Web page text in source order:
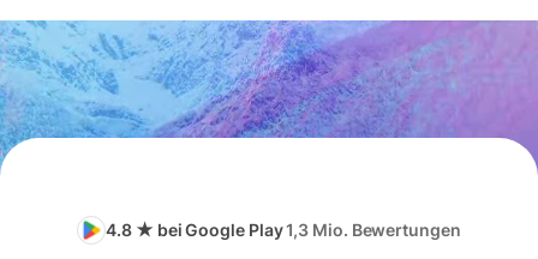
4.8 ★ bei Google Play1,3 Mio. Bewertungen